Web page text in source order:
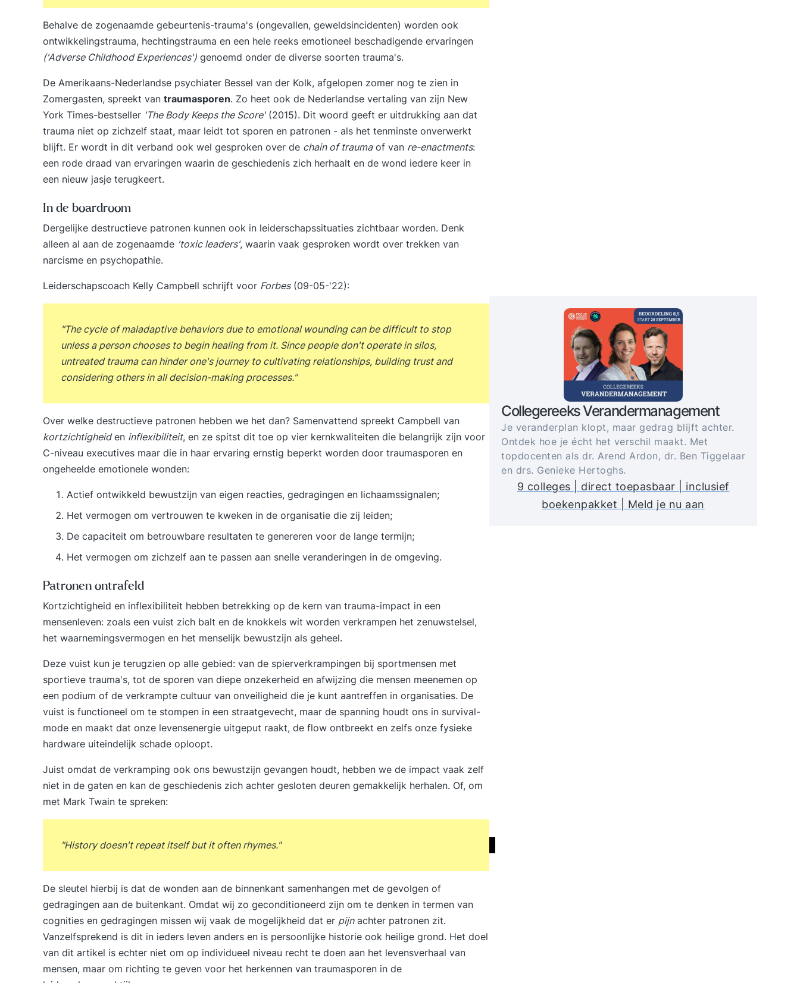
Behalve de zogenaamde gebeurtenis-trauma's (ongevallen, geweldsincidenten) worden ook
ontwikkelingstrauma, hechtingstrauma en een hele reeks emotioneel beschadigende ervaringen
('Adverse Childhood Experiences') genoemd onder de diverse soorten trauma's.
De Amerikaans-Nederlandse psychiater Bessel van der Kolk, afgelopen zomer nog te zien in
Zomergasten, spreekt van traumasporen. Zo heet ook de Nederlandse vertaling van zijn New
York Times-bestseller 'The Body Keeps the Score'(2015). Dit woord geeft er uitdrukking aan dat
trauma niet op zichzelf staat, maar leidt tot sporen en patronen - als het tenminste onverwerkt
blijft. Er wordt in dit verband ook wel gesproken over de chain of traumaof van re-enactments:
een rode draad van ervaringen waarin de geschiedenis zich herhaalt en de wond iedere keer in
een nieuw jasje terugkeert.
In de boardroom
Dergelijke destructieve patronen kunnen ook in leiderschapssituaties zichtbaar worden. Denk
alleen al aan de zogenaamde 'toxic leaders', waarin vaak gesproken wordt over trekken van
narcisme en psychopathie.
Leiderschapscoach Kelly Campbell schrijft voor Forbes(09-05-'22):
"The cycle of maladaptive behaviors due to emotional wounding can be difficult to stop
unless a person chooses to begin healing from it. Since people don't operate in silos,
untreated trauma can hinder one's journey to cultivating relationships, building trust and
considering others in all decision-making processes."
Over welke destructieve patronen hebben we het dan? Samenvattend spreekt Campbell van
kortzichtigheiden inflexibiliteit, en ze spitst dit toe op vier kernkwaliteiten die belangrijk zijn voor
C-niveau executives maar die in haar ervaring ernstig beperkt worden door traumasporen en
ongeheelde emotionele wonden:
Actief ontwikkeld bewustzijn van eigen reacties, gedragingen en lichaamssignalen;
Het vermogen om vertrouwen te kweken in de organisatie die zij leiden;
De capaciteit om betrouwbare resultaten te genereren voor de lange termijn;
Het vermogen om zichzelf aan te passen aan snelle veranderingen in de omgeving.
Patronen ontrafeld
Kortzichtigheid en inflexibiliteit hebben betrekking op de kern van trauma-impact in een
mensenleven: zoals een vuist zich balt en de knokkels wit worden verkrampen het zenuwstelsel,
het waarnemingsvermogen en het menselijk bewustzijn als geheel.
Deze vuist kun je terugzien op alle gebied: van de spierverkrampingen bij sportmensen met
sportieve trauma's, tot de sporen van diepe onzekerheid en afwijzing die mensen meenemen op
een podium of de verkrampte cultuur van onveiligheid die je kunt aantreffen in organisaties. De
vuist is functioneel om te stompen in een straatgevecht, maar de spanning houdt ons in survival-
mode en maakt dat onze levensenergie uitgeput raakt, de flow ontbreekt en zelfs onze fysieke
hardware uiteindelijk schade oploopt.
Juist omdat de verkramping ook ons bewustzijn gevangen houdt, hebben we de impact vaak zelf
niet in de gaten en kan de geschiedenis zich achter gesloten deuren gemakkelijk herhalen. Of, om
met Mark Twain te spreken:
"History doesn't repeat itself but it often rhymes."
De sleutel hierbij is dat de wonden aan de binnenkant samenhangen met de gevolgen of
gedragingen aan de buitenkant. Omdat wij zo geconditioneerd zijn om te denken in termen van
cognities en gedragingen missen wij vaak de mogelijkheid dat er pijnachter patronen zit.
Vanzelfsprekend is dit in ieders leven anders en is persoonlijke historie ook heilige grond. Het doel
van dit artikel is echter niet om op individueel niveau recht te doen aan het levensverhaal van
mensen, maar om richting te geven voor het herkennen van traumasporen in de
Collegereeks Verandermanagement
Je veranderplan klopt, maar gedrag blijft achter.
Ontdek hoe je écht het verschil maakt. Met
topdocenten als dr. Arend Ardon, dr. Ben Tiggelaar
en drs. Genieke Hertoghs.
9 colleges | direct toepasbaar | inclusief
boekenpakket | Meld je nu aan